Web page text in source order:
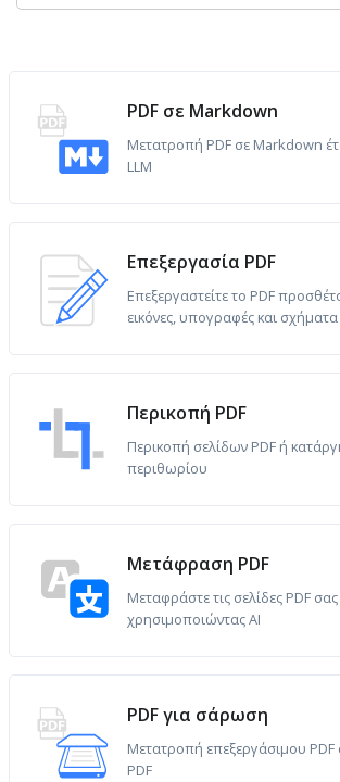
PDF σε Markdown
Μετατροπή PDF σε Markdown
LLM
Επεξεργασία PDF
Επεξεργαστείτε το PDF
εικόνες, υπογραφές και σχήματα
Περικοπή PDF
Περικοπή σελίδων PDF ή
περιθωρίου
Μετάφραση PDF
Μεταφράστε τις σελίδες PDF
χρησιμοποιώντας AI
PDF για σάρωση
Μετατροπή επεξεργάσιμου
PDF